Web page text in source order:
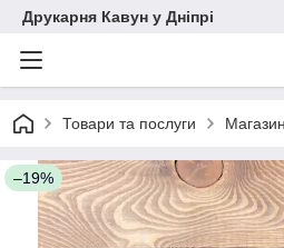
Друкарня Кавун у Дніпрі
Товари та послуги Магазин
–19%